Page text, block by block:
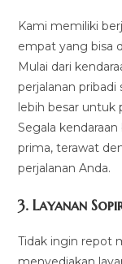
Kami memiliki
empat yang bisa
Mulai dari
perjalanan pribadi
lebih besar untuk
Segala
prima, terawat
perjalanan Anda.
3.Layanan
Tidak ingin repot